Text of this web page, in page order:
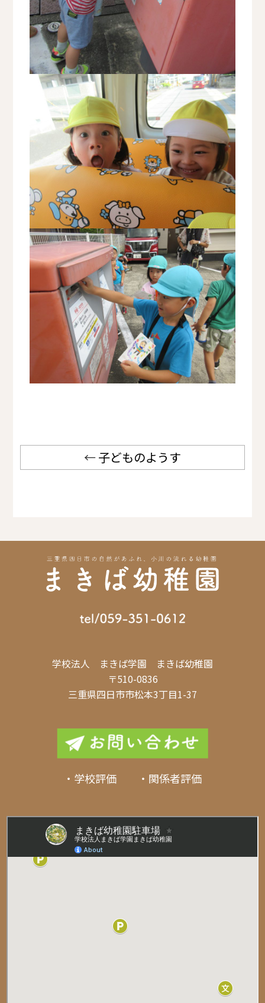
←子どものようす
学校法人 まきば学園 まきば幼稚園
〒510-0836
三重県四日市市松本3丁目1-37
・学校評価 ・関係者評価